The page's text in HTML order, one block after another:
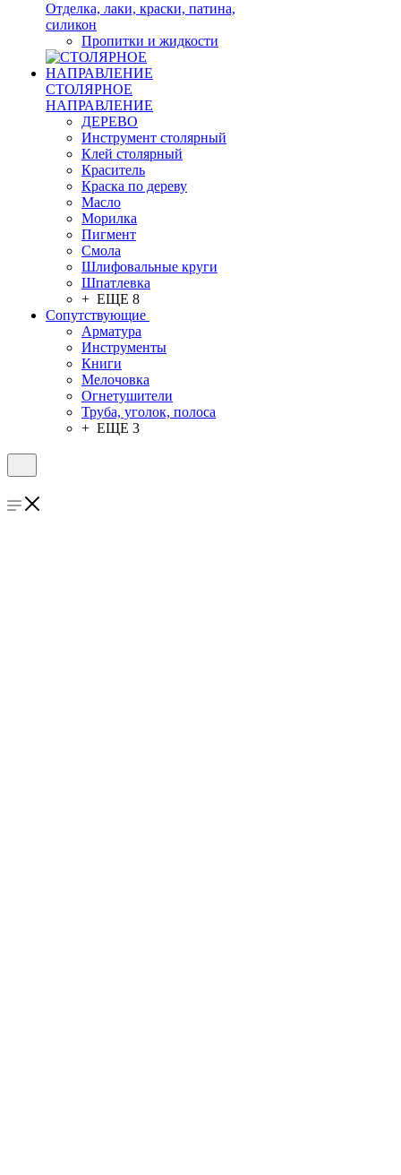
Отделка, лаки, краски, патина,
силикон
Пропитки и жидкости
СТОЛЯРНОЕ
НАПРАВЛЕНИЕ
ДЕРЕВО
Инструмент столярный
Клей столярный
Краситель
Краска по дереву
Масло
Морилка
Пигмент
Смола
Шлифовальные круги
Шпатлевка
+ ЕЩЕ 8
Сопутствующие
Арматура
Инструменты
Книги
Мелочовка
Огнетушители
Труба, уголок, полоса
+ ЕЩЕ 3